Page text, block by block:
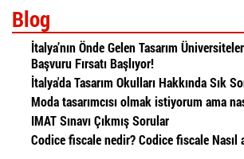
Blog
İtalya’nın Önde Gelen Tasarım
Başvuru Fırsatı Başlıyor!
İtalya'da Tasarım Okulları Hakkında Sık
Moda tasarımcısı olmak istiyorum ama
IMAT Sınavı Çıkmış Sorular
Codice fiscale nedir? Codice fiscale Nasıl